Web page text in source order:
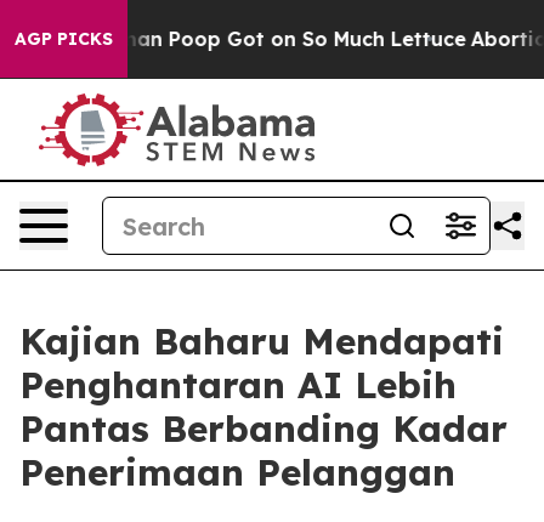
AGP PICKS
Human Poop Got on So Much Lettuce Abortion
Kajian Baharu Mendapati
Penghantaran AI Lebih
Pantas Berbanding Kadar
Penerimaan Pelanggan